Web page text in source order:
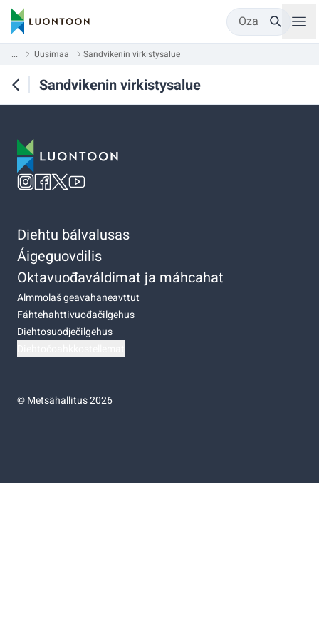
Oza
... Uusimaa Sandvikenin virkistysalue
Sandvikenin virkistysalue
Diehtu bálvalusas
Áigeguovdilis
Oktavuođaváldimat ja máhcahat
Almmolaš geavahaneavttut
Fáhtehahttivuođačilgehus
Diehtosuodječilgehus
©Metsähallitus 2026